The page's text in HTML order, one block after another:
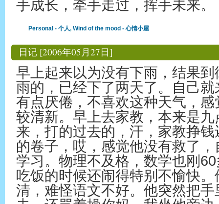
手成长，牵手走过，挥手未来。
Personal - 个人, Wind of the mood - 心情小屋
日记 [2006年05月27日]
早上起来以为没有下雨，结果
雨的，已经下了两天了。自己
有点厌倦，不喜欢这种天气，
较清新。早上去家教，本来是
来，打的过去的，汗，家教挣
的卷子，哎，感觉他没有救了
学习。物理不及格，数学也刚
吃饭的时候还闹得特别不愉快
清，难怪语文不好。他突然把